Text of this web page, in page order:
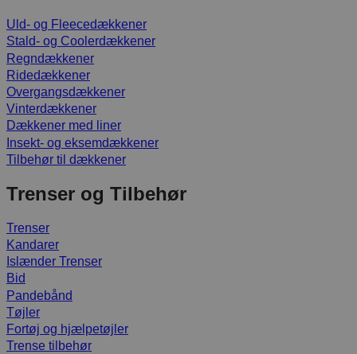
Uld- og Fleecedækkener
Stald- og Coolerdækkener
Regndækkener
Ridedækkener
Overgangsdækkener
Vinterdækkener
Dækkener med liner
Insekt- og eksemdækkener
Tilbehør til dækkener
Trenser og Tilbehør
Trenser
Kandarer
Islænder Trenser
Bid
Pandebånd
Tøjler
Fortøj og hjælpetøjler
Trense tilbehør